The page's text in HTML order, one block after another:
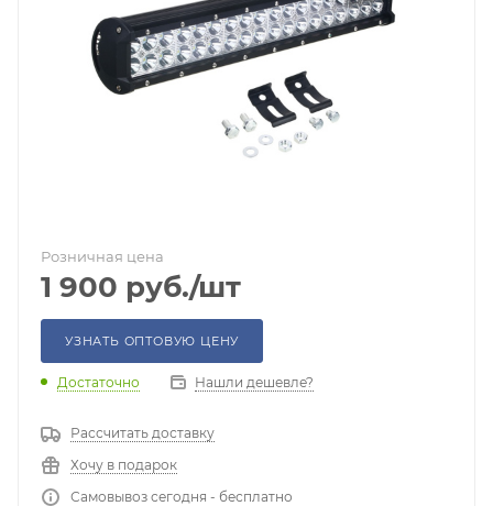
Розничная цена
1 900 руб./шт
УЗНАТЬ ОПТОВУЮ ЦЕНУ
Достаточно Нашли дешевле?
Рассчитать доставку
Хочу в подарок
Самовывоз сегодня - бесплатно